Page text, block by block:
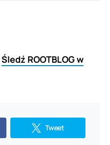
Śledź ROOTBLOG w
Tweet